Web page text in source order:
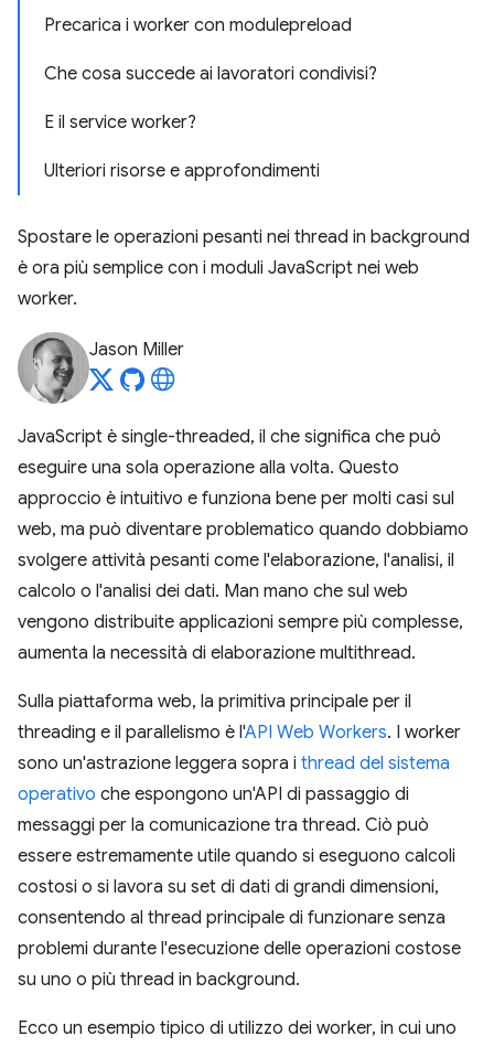
Precarica i worker con modulepreload
Che cosa succede ai lavoratori condivisi?
E il service worker?
Ulteriori risorse e approfondimenti
Spostare le operazioni pesanti nei thread in background
è ora più semplice con i moduli JavaScript nei web
worker.
Jason Miller
JavaScript è single-threaded, il che significa che può
eseguire una sola operazione alla volta. Questo
approccio è intuitivo e funziona bene per molti casi sul
web, ma può diventare problematico quando dobbiamo
svolgere attività pesanti come l'elaborazione, l'analisi, il
calcolo o l'analisi dei dati. Man mano che sul web
vengono distribuite applicazioni sempre più complesse,
aumenta la necessità di elaborazione multithread.
Sulla piattaforma web, la primitiva principale per il
threading e il parallelismo è l'API Web Workers. I worker
sono un'astrazione leggera sopra i thread del sistema
operativo che espongono un'API di passaggio di
messaggi per la comunicazione tra thread. Ciò può
essere estremamente utile quando si eseguono calcoli
costosi o si lavora su set di dati di grandi dimensioni,
consentendo al thread principale di funzionare senza
problemi durante l'esecuzione delle operazioni costose
su uno o più thread in background.
Ecco un esempio tipico di utilizzo dei worker, in cui uno